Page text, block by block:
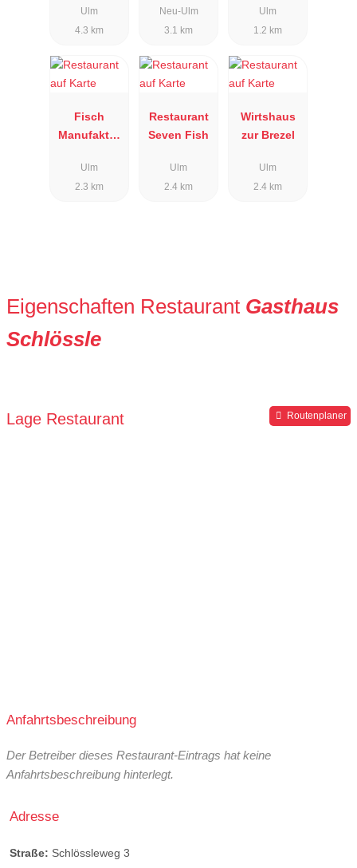
Ulm
4.3 km
Neu-Ulm
3.1 km
Ulm
1.2 km
Fisch
Manufaktur
Ulm
2.3 km
Restaurant
Seven Fish
Ulm
2.4 km
Wirtshaus
zur Brezel
Ulm
2.4 km
Eigenschaften Restaurant Gasthaus
Schlössle
Lage Restaurant Routenplaner
Anfahrtsbeschreibung
Der Betreiber dieses Restaurant-Eintrags hat keine
Anfahrtsbeschreibung hinterlegt.
Adresse
Straße: Schlössleweg 3